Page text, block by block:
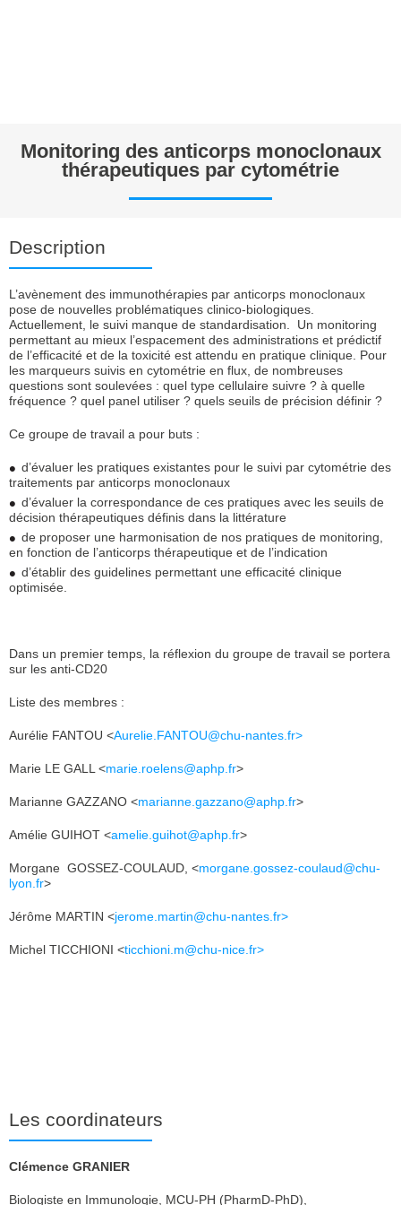
Monitoring des anticorps monoclonaux
thérapeutiques par cytométrie
Description
L’avènement des immunothérapies par anticorps monoclonaux
pose de nouvelles problématiques clinico-biologiques.
Actuellement, le suivi manque de standardisation. Un monitoring
permettant au mieux l’espacement des administrations et prédictif
de l’efficacité et de la toxicité est attendu en pratique clinique. Pour
les marqueurs suivis en cytométrie en flux, de nombreuses
questions sont soulevées : quel type cellulaire suivre ? à quelle
fréquence ? quel panel utiliser ? quels seuils de précision définir ?
Ce groupe de travail a pour buts :
d’évaluer les pratiques existantes pour le suivi par cytométrie des
traitements par anticorps monoclonaux
d’évaluer la correspondance de ces pratiques avec les seuils de
décision thérapeutiques définis dans la littérature
de proposer une harmonisation de nos pratiques de monitoring,
en fonction de l’anticorps thérapeutique et de l’indication
d’établir des guidelines permettant une efficacité clinique
optimisée.
Dans un premier temps, la réflexion du groupe de travail se portera
sur les anti-CD20
Liste des membres :
Aurélie FANTOU <Aurelie.FANTOU@chu-nantes.fr>
Marie LE GALL <marie.roelens@aphp.fr>
Marianne GAZZANO <marianne.gazzano@aphp.fr>
Amélie GUIHOT <amelie.guihot@aphp.fr>
Morgane GOSSEZ-COULAUD, <morgane.gossez-coulaud@chu-
lyon.fr>
Jérôme MARTIN <jerome.martin@chu-nantes.fr>
Michel TICCHIONI <ticchioni.m@chu-nice.fr>
Les coordinateurs
Clémence GRANIER
Biologiste en Immunologie, MCU-PH (PharmD-PhD),